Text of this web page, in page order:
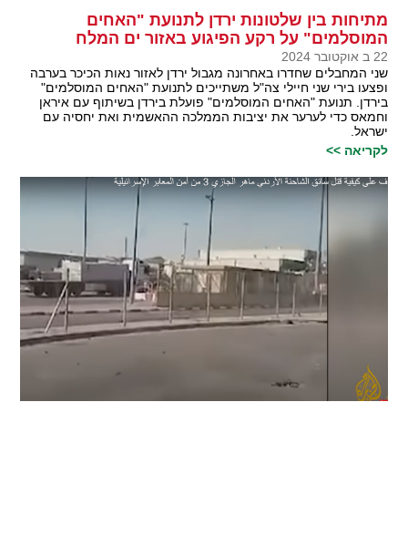
מתיחות בין שלטונות ירדן לתנועת "האחים
המוסלמים" על רקע הפיגוע באזור ים המלח
22 ב אוקטובר 2024
שני המחבלים שחדרו באחרונה מגבול ירדן לאזור נאות הכיכר בערבה
ופצעו בירי שני חיילי צה"ל משתייכים לתנועת "האחים המוסלמים"
בירדן. תנועת "האחים המוסלמים" פועלת בירדן בשיתוף עם איראן
וחמאס כדי לערער את יציבות הממלכה ההאשמית ואת יחסיה עם
ישראל.
לקריאה >>